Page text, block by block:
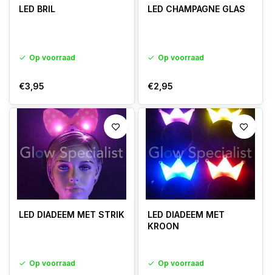
LED BRIL
Op voorraad
€3,95
LED CHAMPAGNE GLAS
Op voorraad
€2,95
LED DIADEEM MET STRIK
Op voorraad
LED DIADEEM MET
KROON
Op voorraad